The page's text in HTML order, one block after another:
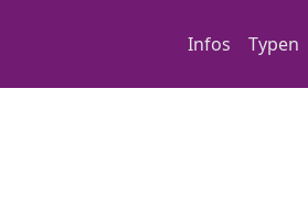
Main
Infos Typen